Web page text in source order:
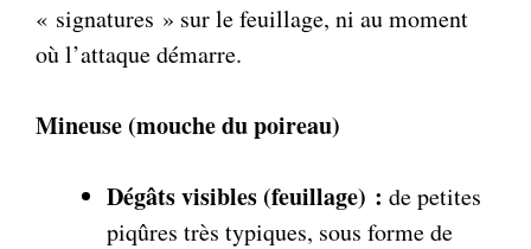
« signatures » sur le feuillage, ni au moment
où l’attaque démarre.
Mineuse (mouche du poireau)
Dégâts visibles (feuillage) : de petites
piqûres très typiques, sous forme de